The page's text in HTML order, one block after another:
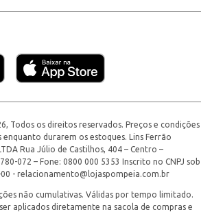
Todos os direitos reservados. Preços e condições
durarem os estoques. Lins Ferrão
Rua Júlio de Castilhos, 404 – Centro –
072 – Fone: 0800 000 5353 Inscrito no CNPJ sob
- relacionamento@lojaspompeia.com.br
não cumulativas. Válidas por tempo limitado.
aplicados diretamente na sacola de compras e